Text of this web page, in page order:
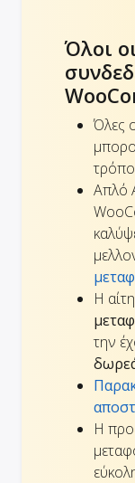
Όλοι
Όλες
Απλό
Η
την
Η